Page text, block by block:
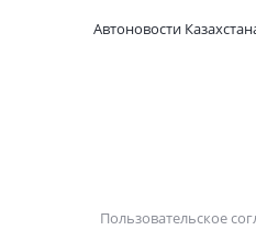
Автоновости
Пользовательское